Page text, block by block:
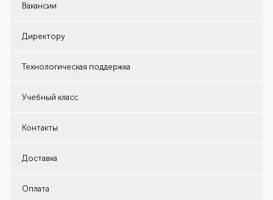
Вакансии
Директору
Технологическая поддержка
Учебный класс
Контакты
Доставка
Оплата